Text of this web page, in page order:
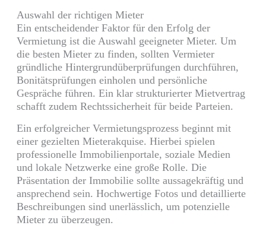
Auswahl der richtigen Mieter
Ein entscheidender Faktor für den Erfolg der
Vermietung ist die Auswahl geeigneter Mieter. Um
die besten Mieter zu finden, sollten Vermieter
gründliche Hintergrundüberprüfungen durchführen,
Bonitätsprüfungen einholen und persönliche
Gespräche führen. Ein klar strukturierter Mietvertrag
schafft zudem Rechtssicherheit für beide Parteien.
Ein erfolgreicher Vermietungsprozess beginnt mit
einer gezielten Mieterakquise. Hierbei spielen
professionelle Immobilienportale, soziale Medien
und lokale Netzwerke eine große Rolle. Die
Präsentation der Immobilie sollte aussagekräftig und
ansprechend sein. Hochwertige Fotos und detaillierte
Beschreibungen sind unerlässlich, um potenzielle
Mieter zu überzeugen.